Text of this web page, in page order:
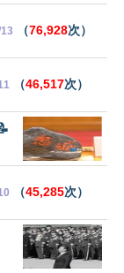
（76,928次）
（46,517次）
（45,285次）